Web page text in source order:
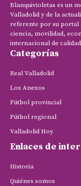
Blanquivioletas es un
Valladolid y de la
referente por su portal
ciencia, movilidad,
internacional de
Categorías
Real Valladolid
Los Anexos
Fútbol provincial
Fútbol regional
Valladolid Hoy
Enlaces de
Historia
Quiénes somos